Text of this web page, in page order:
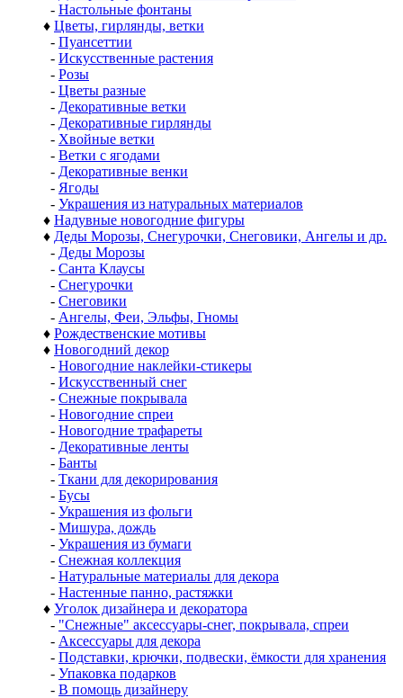
- Настольные фонтаны
♦ Цветы, гирлянды, ветки
- Пуансеттии
- Искусственные растения
- Розы
- Цветы разные
- Декоративные ветки
- Декоративные гирлянды
- Хвойные ветки
- Ветки с ягодами
- Декоративные венки
- Ягоды
- Украшения из натуральных материалов
♦ Надувные новогодние фигуры
♦ Деды Морозы, Снегурочки, Снеговики, Ангелы и др.
- Деды Морозы
- Санта Клаусы
- Снегурочки
- Снеговики
- Ангелы, Феи, Эльфы, Гномы
♦ Рождественские мотивы
♦ Новогодний декор
- Новогодние наклейки-стикеры
- Искусственный снег
- Снежные покрывала
- Новогодние спреи
- Новогодние трафареты
- Декоративные ленты
- Банты
- Ткани для декорирования
- Бусы
- Украшения из фольги
- Мишура, дождь
- Украшения из бумаги
- Снежная коллекция
- Натуральные материалы для декора
- Настенные панно, растяжки
♦ Уголок дизайнера и декоратора
- "Снежные" аксессуары-снег, покрывала, спреи
- Аксессуары для декора
- Подставки, крючки, подвески, ёмкости для хранения
- Упаковка подарков
- В помощь дизайнеру